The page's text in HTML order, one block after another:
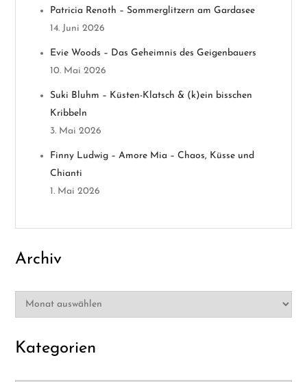
g
Patricia Renoth – Sommerglitzern am Gardasee
14. Juni 2026
Evie Woods – Das Geheimnis des Geigenbauers
10. Mai 2026
Suki Bluhm – Küsten-Klatsch & (k)ein bisschen
Kribbeln
3. Mai 2026
Finny Ludwig – Amore Mia – Chaos, Küsse und
Chianti
1. Mai 2026
Archiv
Archiv
Kategorien